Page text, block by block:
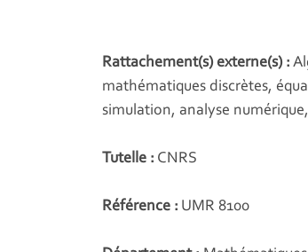
Rattachement(s) externe(s) :
mathématiques discrètes,
simulation, analyse
Tutelle : CNRS
Référence : UMR 8100